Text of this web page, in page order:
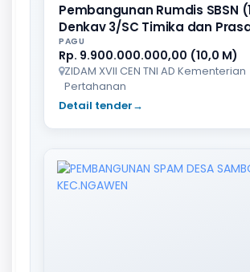
Pembangunan Rumdis SBSN
Denkav 3/SC Timika dan
PAGU
Rp. 9.900.000.000,00 (10,0 M)
ZIDAM XVII CEN TNI AD Kementerian
Pertahanan
Detail tender→